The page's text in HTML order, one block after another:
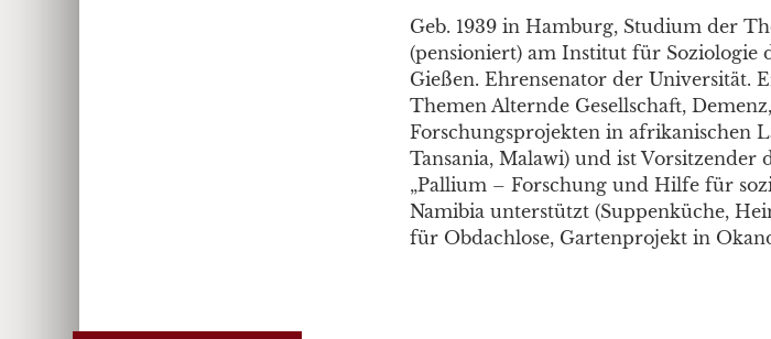
Geb. 1939 in Hamburg, Studium der
(pensioniert) am Institut für Soziologie
Gießen. Ehrensenator der Universität.
Themen Alternde Gesellschaft,
Forschungsprojekten in afrikanischen
Tansania, Malawi) und ist Vorsitzender
„Pallium – Forschung und Hilfe für
Namibia unterstützt (Suppenküche,
für Obdachlose, Gartenprojekt in